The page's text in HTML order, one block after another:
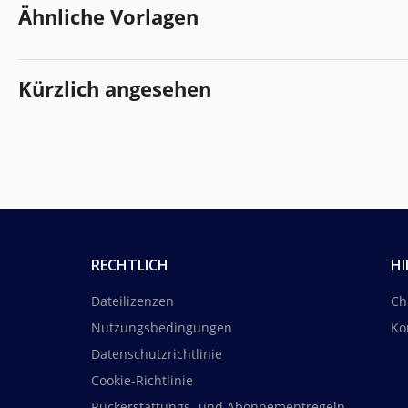
Ähnliche Vorlagen
Kürzlich angesehen
RECHTLICH
Dateilizenzen
Nutzungsbedingungen
Datenschutzrichtlinie
Cookie-Richtlinie